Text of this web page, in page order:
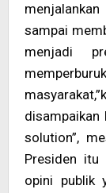
menjalankan
sampai
menjadi
disampaikan
solution”,
Presiden itu
opini publik